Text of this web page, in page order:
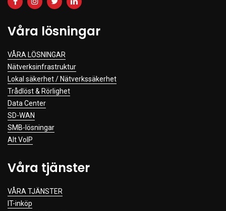
Våra lösningar
VÅRA LÖSNINGAR
Nätverksinfrastruktur
Lokal säkerhet / Nätverkssäkerhet
Trådlöst & Rörlighet
Data Center
SD-WAN
SMB-lösningar
Alt VoIP
Våra tjänster
VÅRA TJÄNSTER
IT-inköp